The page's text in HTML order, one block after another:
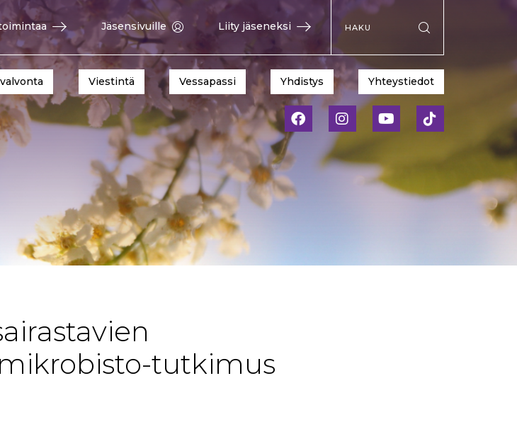
Jäsensivuille Liity jäseneksi
Hae sivustolta
Viestintä Vessapassi Yhdistys Yhteystiedot
tutkimus